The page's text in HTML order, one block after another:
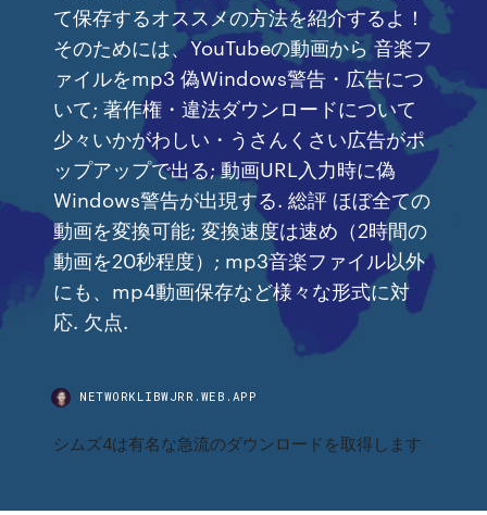
て保存するオススメの方法を紹介するよ！
そのためには、YouTubeの動画から 音楽フ
ァイルをmp3 偽Windows警告・広告につ
いて; 著作権・違法ダウンロードについて
少々いかがわしい・うさんくさい広告がポ
ップアップで出る; 動画URL入力時に偽
Windows警告が出現する. 総評 ほぼ全ての
動画を変換可能; 変換速度は速め（2時間の
動画を20秒程度）; mp3音楽ファイル以外
にも、mp4動画保存など様々な形式に対
応. 欠点.
NETWORKLIBWJRR.WEB.APP
シムズ4は有名な急流のダウンロードを取得します